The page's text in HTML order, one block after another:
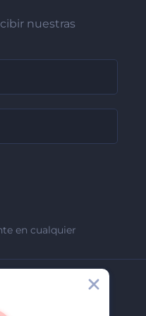
nuestras
en cualquier